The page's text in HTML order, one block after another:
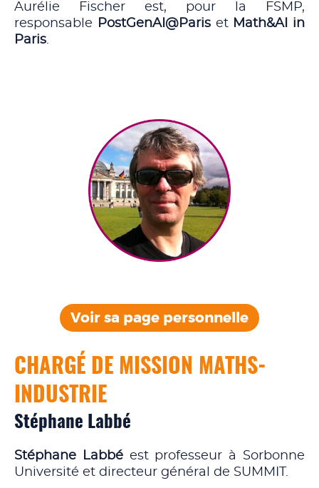
Aurélie Fischer est, pour la FSMP,
responsable
PostGenAI@Pariset Math&AI in
Paris.
Voir sa page personnelle
Stéphane Labbé
CHARGÉ DE MISSION MATHS-
INDUSTRIE
Stéphane Labbéest professeur à Sorbonne
Université et directeur général de SUMMIT.